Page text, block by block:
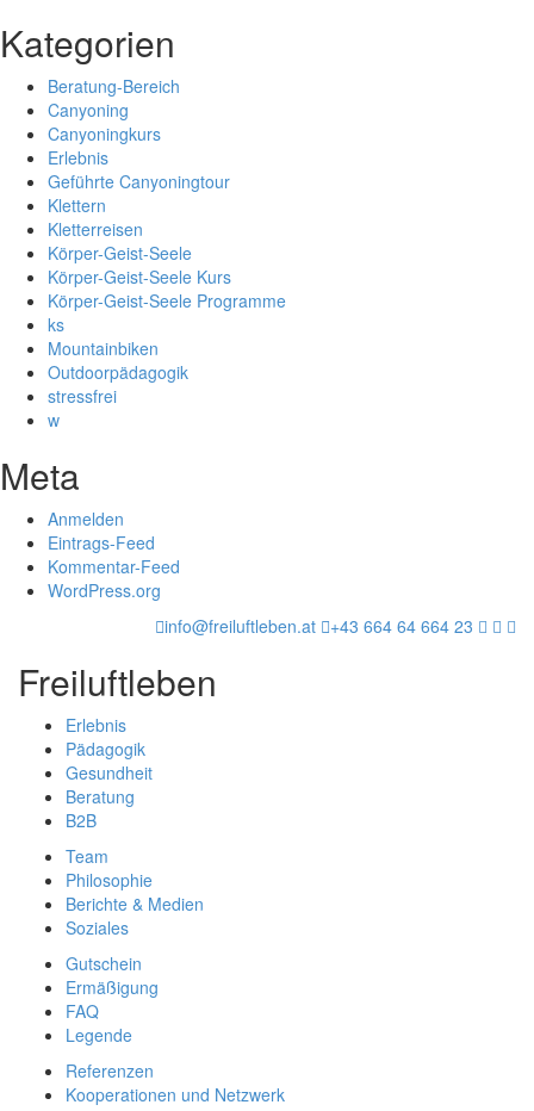
Kategorien
Beratung-Bereich
Canyoning
Canyoningkurs
Erlebnis
Geführte Canyoningtour
Klettern
Kletterreisen
Körper-Geist-Seele
Körper-Geist-Seele Kurs
Körper-Geist-Seele Programme
ks
Mountainbiken
Outdoorpädagogik
stressfrei
w
Meta
Anmelden
Eintrags-Feed
Kommentar-Feed
WordPress.org
info@freiluftleben.at
+43 664 64 664 23
Freiluftleben
Erlebnis
Pädagogik
Gesundheit
Beratung
B2B
Team
Philosophie
Berichte & Medien
Soziales
Gutschein
Ermäßigung
FAQ
Legende
Referenzen
Kooperationen und Netzwerk